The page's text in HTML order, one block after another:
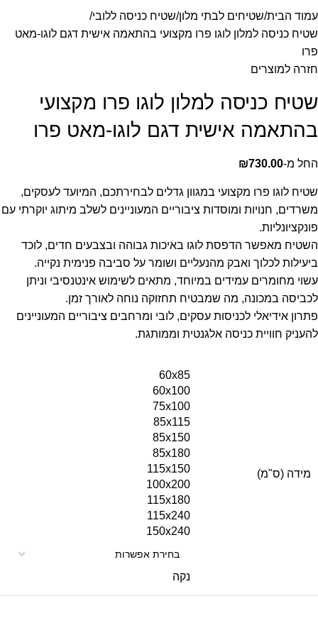
עמוד הבית שטיחים לבתי מלון שטיח כניסה ללובי
שטיח כניסה למלון לוגו פרו מקצועי בהתאמה אישית דגם לוגו-מאט
פרו
חזרה למוצרים
שטיח כניסה למלון לוגו פרו מקצועי
בהתאמה אישית דגם לוגו-מאט פרו
החל מ- ₪730.00
שטיח לוגו פרו מקצועי במגוון גדלים לבחירתכם, המיועד לעסקים,
משרדים, חנויות ומוסדות ציבוריים המעוניינים לשלב מיתוג יוקרתי עם
פונקציונליות.
השטיח מאפשר הדפסת לוגו באיכות גבוהה ובצבעים חדים, לוכד
ביעילות לכלוך ואבק מהנעליים ושומר על סביבה פנימית נקייה.
עשוי מחומרים עמידים במיוחד, מתאים לשימוש אינטנסיבי וניתן
לכביסה במכונה, מה שמבטיח תחזוקה נוחה לאורך זמן.
פתרון אידיאלי לכניסות עסקים, לובי ומרחבים ציבוריים המעוניינים
להעניק חוויית כניסה אלגנטית וממותגת.
מידה (ס"מ)
60x85
60x100
75x100
85x115
85x150
85x180
115x150
100x200
115x180
115x240
150x240
נקה